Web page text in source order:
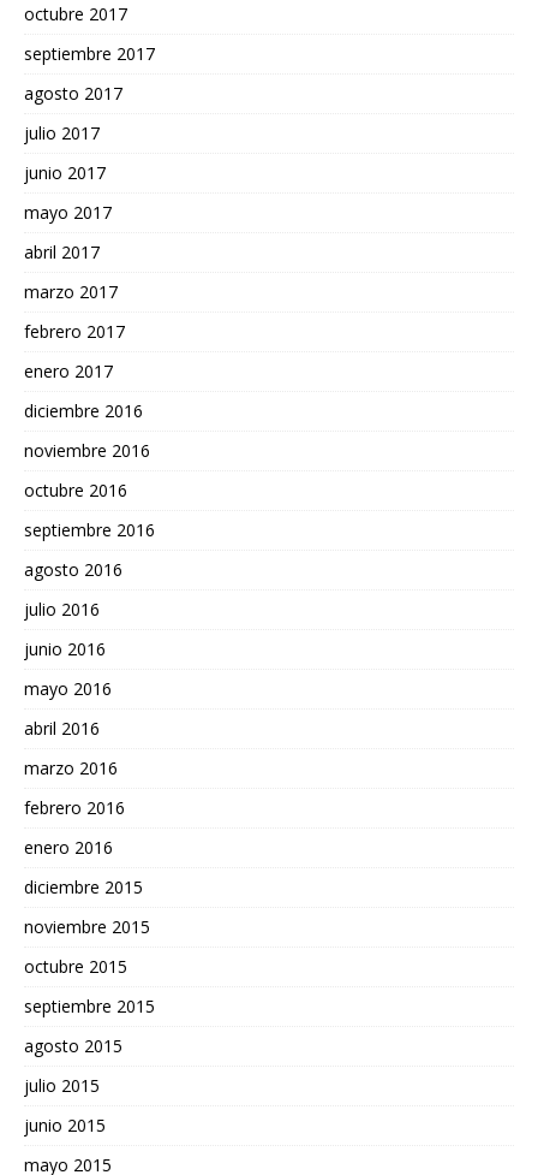
octubre 2017
septiembre 2017
agosto 2017
julio 2017
junio 2017
mayo 2017
abril 2017
marzo 2017
febrero 2017
enero 2017
diciembre 2016
noviembre 2016
octubre 2016
septiembre 2016
agosto 2016
julio 2016
junio 2016
mayo 2016
abril 2016
marzo 2016
febrero 2016
enero 2016
diciembre 2015
noviembre 2015
octubre 2015
septiembre 2015
agosto 2015
julio 2015
junio 2015
mayo 2015